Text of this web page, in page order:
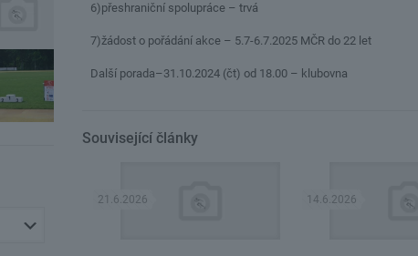
6)přeshraniční spolupráce – trvá
7)žádost o pořádání akce – 5.7-6.7.2025 MČR do 22 let
Další porada–31.10.2024 (čt) od 18.00 – klubovna
Související články
21.6.2026 14.6.2026